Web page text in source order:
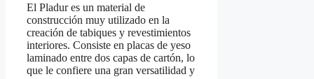
El Pladur es un material de
construcción muy utilizado en la
creación de tabiques y revestimientos
interiores. Consiste en placas de yeso
laminado entre dos capas de cartón, lo
que le confiere una gran versatilidad y